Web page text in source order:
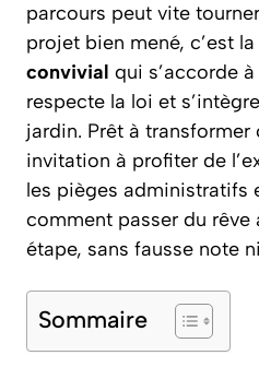
parcours peut vite
projet bien mené, c’est
convivial qui s’accorde
respecte la loi et
jardin. Prêt à transformer
invitation à profiter de
les pièges administratifs
comment passer du rêve
étape, sans fausse note
Sommaire